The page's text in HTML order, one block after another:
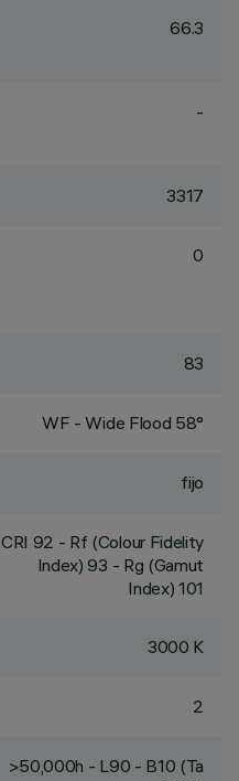
66.3
-
3317
0
83
WF - Wide Flood 58°
fijo
CRI 92 - Rf (Colour Fidelity
Index) 93 - Rg (Gamut
Index) 101
3000 K
2
>50,000h - L90 - B10 (Ta